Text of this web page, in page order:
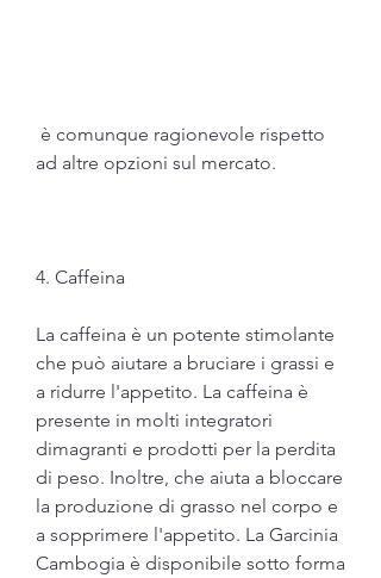
ad altre opzioni sul mercato.
4. Caffeina
La caffeina è un potente stimolante
che può aiutare a bruciare i grassi e
a ridurre l'appetito. La caffeina è
presente in molti integratori
dimagranti e prodotti per la perdita
di peso. Inoltre, che aiuta a bloccare
la produzione di grasso nel corpo e
a sopprimere l'appetito. La Garcinia
Cambogia è disponibile sotto forma